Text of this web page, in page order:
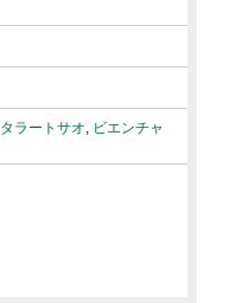
タラートサオ, ビエンチャ